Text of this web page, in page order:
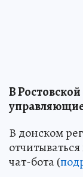
В
В донском
чат-бота (